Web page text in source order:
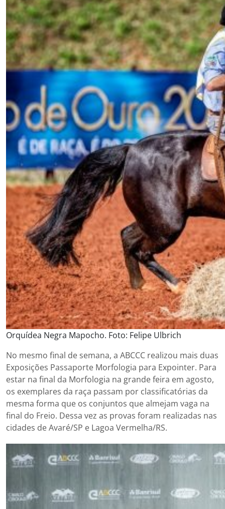
Orquídea Negra Mapocho. Foto: Felipe Ulbrich
No mesmo final de semana, a ABCCC realizou mais duas
Exposições Passaporte Morfologia para Expointer. Para
estar na final da Morfologia na grande feira em agosto,
os exemplares da raça passam por classificatórias da
mesma forma que os conjuntos que almejam vaga na
final do Freio. Dessa vez as provas foram realizadas nas
cidades de Avaré/SP e Lagoa Vermelha/RS.